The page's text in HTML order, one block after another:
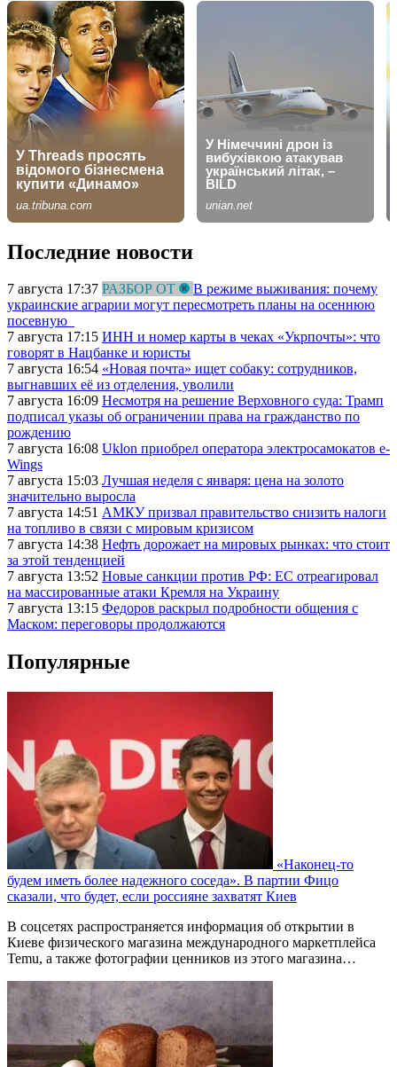
Последние новости
7 августа 17:37 РАЗБОР ОТ
В режиме выживания: почему
украинские аграрии могут пересмотреть планы на осеннюю
посевную
7 августа 17:15 ИНН и номер карты в чеках «Укрпочты»: что
говорят в Нацбанке и юристы
7 августа 16:54 «Новая почта» ищет собаку: сотрудников,
выгнавших её из отделения, уволили
7 августа 16:09 Несмотря на решение Верховного суда: Трамп
подписал указы об ограничении права на гражданство по
рождению
7 августа 16:08 Uklon приобрел оператора электросамокатов e-
Wings
7 августа 15:03 Лучшая неделя с января: цена на золото
значительно выросла
7 августа 14:51 АМКУ призвал правительство снизить налоги
на топливо в связи с мировым кризисом
7 августа 14:38 Нефть дорожает на мировых рынках: что стоит
за этой тенденцией
7 августа 13:52 Новые санкции против РФ: ЕС отреагировал
на массированные атаки Кремля на Украину
7 августа 13:15 Федоров раскрыл подробности общения с
Маском: переговоры продолжаются
Популярные
«Наконец-то
будем иметь более надежного соседа». В партии Фицо
сказали, что будет, если россияне захватят Киев
В соцсетях распространяется информация об открытии в
Киеве физического магазина международного маркетплейса
Temu, а также фотографии ценников из этого магазина…